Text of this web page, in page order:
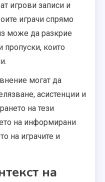
игрови записи и
играчи спрямо
може да разкрие
пропуски, които
могат да
асистенции и
на тези
на информирани
на играчите и
на